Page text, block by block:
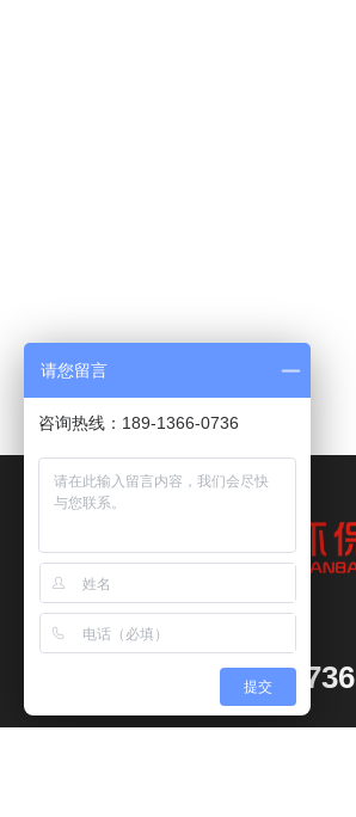
全国服务热线
18913660736
(张先生)
请您留言
咨询热线：189-1366-0736
提交